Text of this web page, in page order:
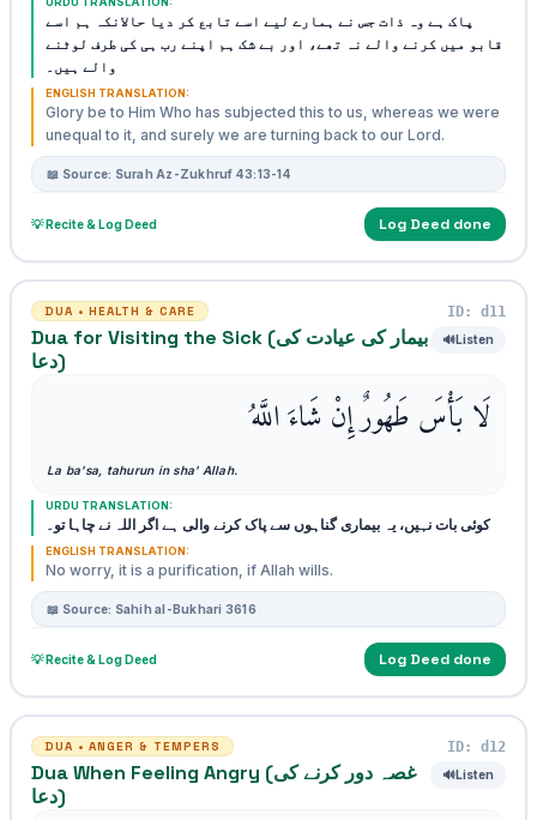
پاک ہے وہ ذات جس نے ہمارے لیے اسے تابع کر دیا حالانکہ ہم اسے
قابو میں کرنے والے نہ تھے، اور بے شک ہم اپنے رب ہی کی طرف لوٹنے
والے ہیں۔
ENGLISH TRANSLATION:
Glory be to Him Who has subjected this to us, whereas we were
unequal to it, and surely we are turning back to our Lord.
📖 Source: Surah Az-Zukhruf 43:13-14
💡 Recite & Log Deed Log Deed done
DUA • HEALTH & CARE ID: d11
Dua for Visiting the Sick (بیمار کی عیادت کی
دعا)
🔊Listen
لَا بَأْسَ طَهُورٌ إِنْ شَاءَ اللَّهُ
La ba'sa, tahurun in sha' Allah.
URDU TRANSLATION:
کوئی بات نہیں، یہ بیماری گناہوں سے پاک کرنے والی ہے اگر اللہ نے چاہا تو۔
ENGLISH TRANSLATION:
No worry, it is a purification, if Allah wills.
📖 Source: Sahih al-Bukhari 3616
💡 Recite & Log Deed Log Deed done
DUA • ANGER & TEMPERS ID: d12
Dua When Feeling Angry (غصہ دور کرنے کی
دعا)
🔊Listen